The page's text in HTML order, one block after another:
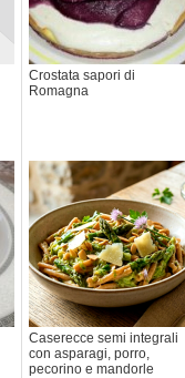
Crostata sapori di
Romagna
Caserecce semi integrali
con asparagi, porro,
pecorino e mandorle